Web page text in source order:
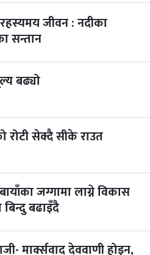
७ महिना बाँकी
जीवन : नदीका
सन्तान
बढ्यो
सेक्दै सीके राउत
जग्गामा लाग्ने विकास
बढाइँदै
मार्क्सवाद देववाणी होइन,